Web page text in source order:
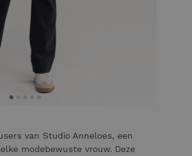
van Studio Anneloes, een
modebewuste vrouw. Deze